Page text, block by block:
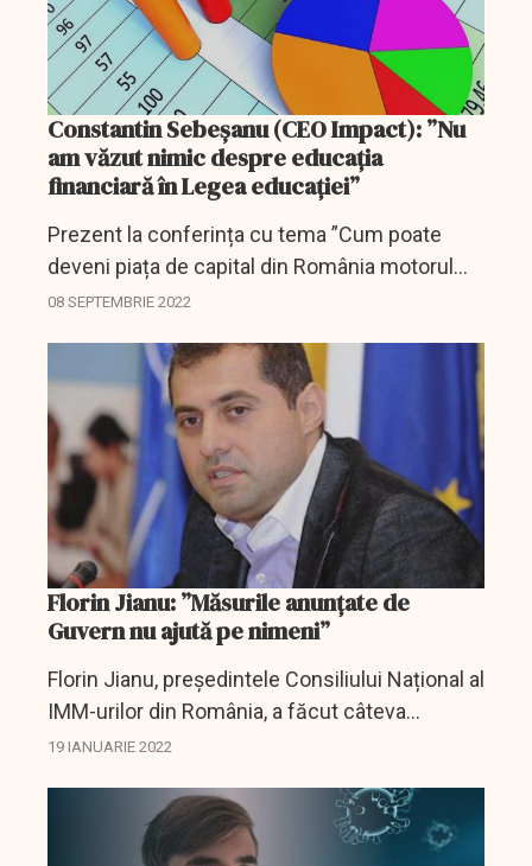
Constantin Sebeșanu (CEO Impact): ”Nu
am văzut nimic despre educația
financiară în Legea educației”
Prezent la conferința cu tema ”Cum poate
deveni piața de capital din România motorul
economiei”, Constantin SEBEȘANU, CEO,
problemele cu care se...
08 SEPTEMBRIE 2022
Florin Jianu: ”Măsurile anunțate de
Guvern nu ajută pe nimeni”
Florin Jianu, președintele Consiliului Național al
IMM-urilor din România, a făcut câteva
declarații pentru DCBusiness în legătură cu
19 IANUARIE 2022